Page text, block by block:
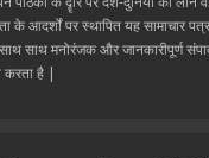
के आदर्शों पर स्थापित यह सामाचार
साथ मनोरंजक और जानकारीपूर्ण
करता है |